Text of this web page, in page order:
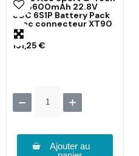
HV 5600mAh 22.8V
80C 6S1P Battery Pack
avec connecteur XT90
151,25 €
Ajouter au